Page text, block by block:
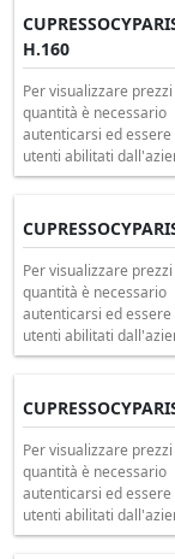
H.160
Per visualizzare prezzi
quantità è necessario
autenticarsi ed essere
utenti abilitati
Per visualizzare prezzi
quantità è necessario
autenticarsi ed essere
utenti abilitati
Per visualizzare prezzi
quantità è necessario
autenticarsi ed essere
utenti abilitati